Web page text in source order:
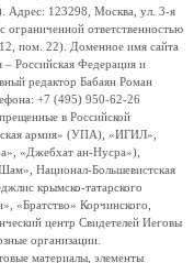
Адрес: 123298, Москва, ул. 3-я
ответственностью
пом. 22). Доменное имя сайта
Российская Федерация и
редактор Бабаян Роман
+7 (495) 950-62-26
в Российской
армия» (УПА), «ИГИЛ»,
«Джебхат ан-Нусра»),
Национал-Большевистская
крымско-татарского
«Братство» Корчинского,
центр Свидетелей Иеговы
организации.
материалы, элементы